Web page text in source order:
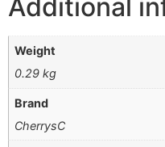
Additional
Weight
0.29 kg
Brand
CherrysC